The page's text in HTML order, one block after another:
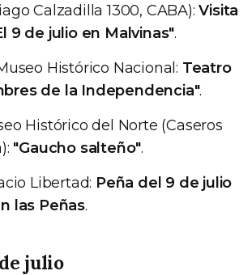
Calzadilla 1300, CABA):Visita
9 de julio en Malvinas".
Histórico Nacional: Teatro
de la Independencia".
Histórico del Norte (Caseros
"Gaucho salteño".
Libertad: Peña del 9 de julio
las Peñas.
julio